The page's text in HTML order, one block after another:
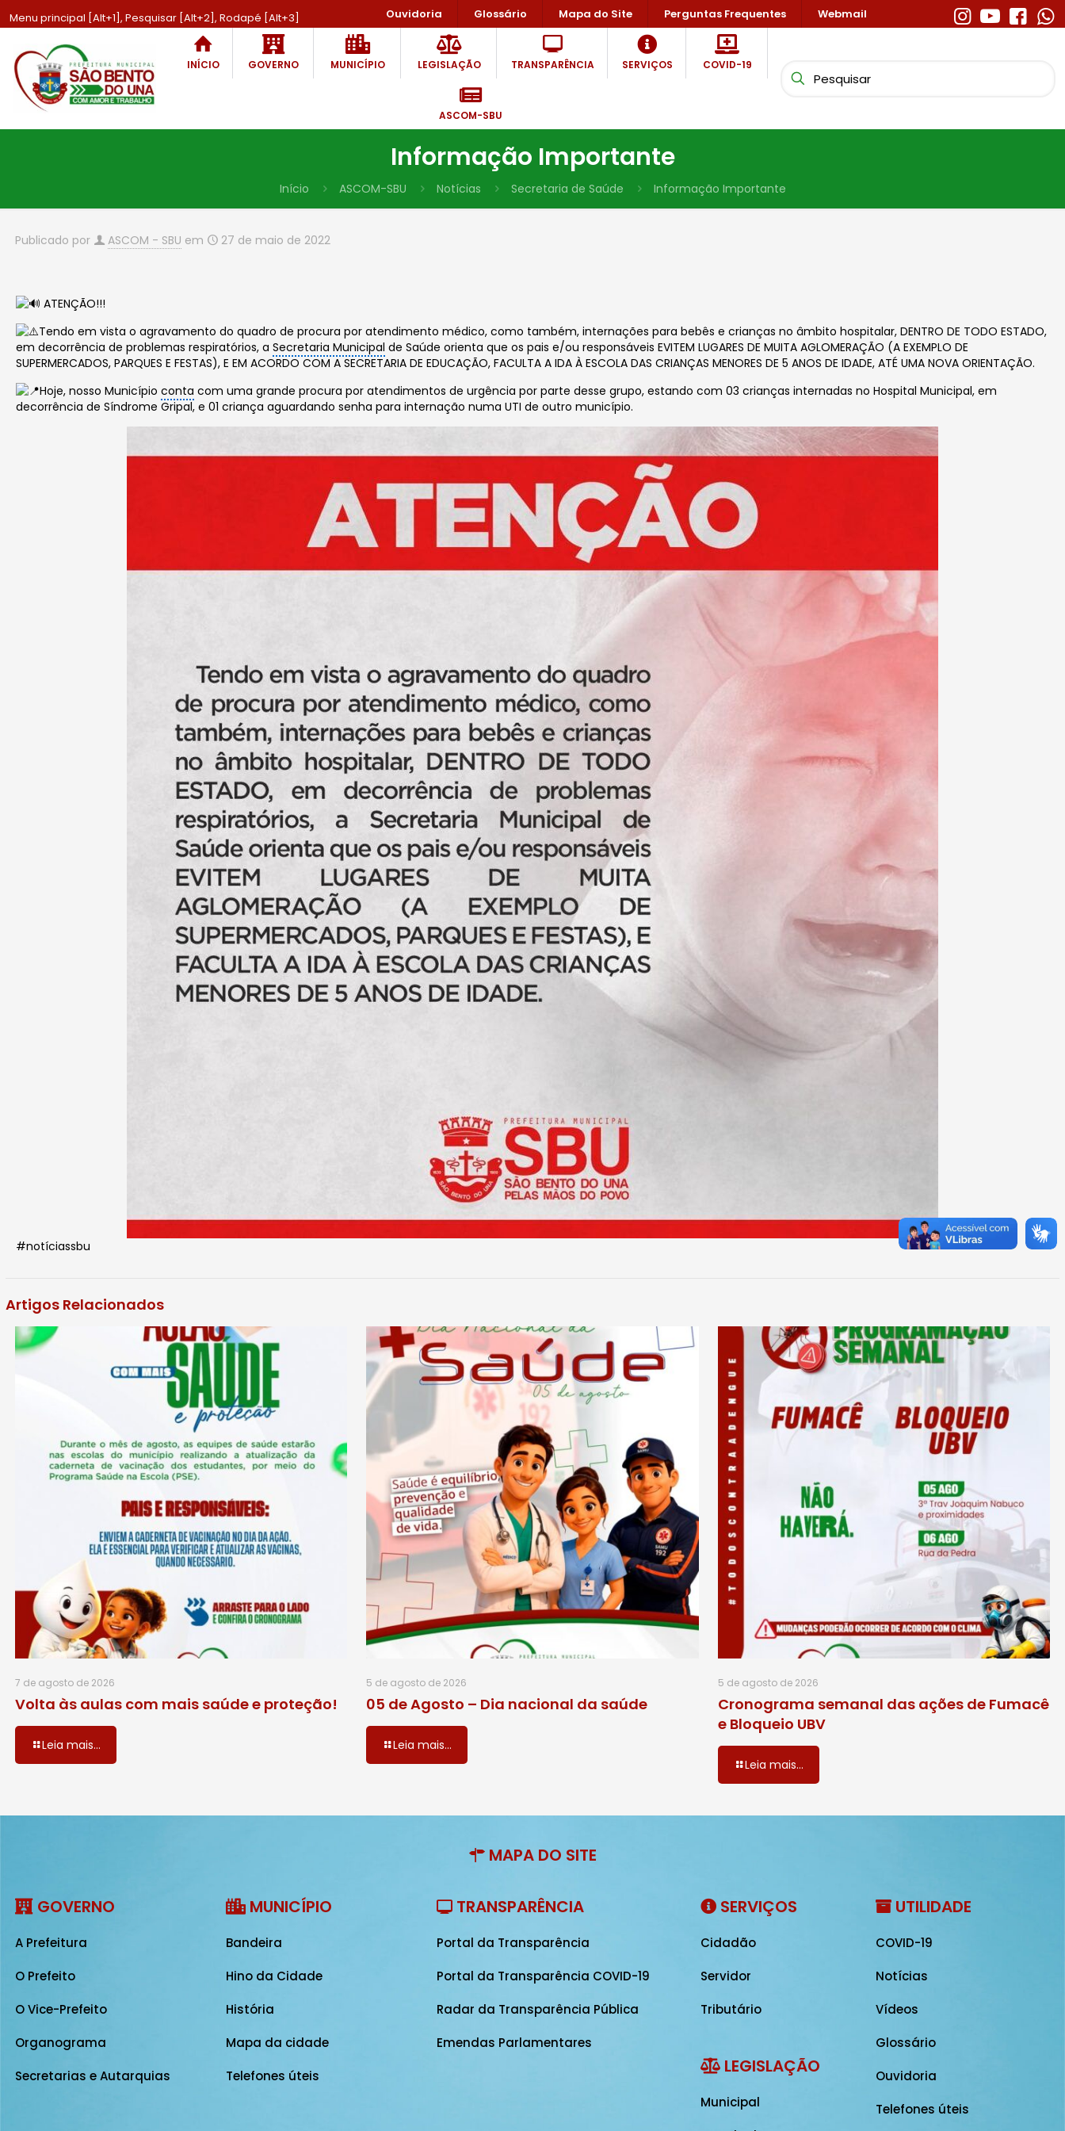
Menu principal [Alt+1], Pesquisar [Alt+2], Rodapé [Alt+3] Ouvidoria Glossário Mapa do Site Perguntas Frequentes Webmail
INÍCIO GOVERNO MUNICÍPIO LEGISLAÇÃO TRANSPARÊNCIA SERVIÇOS COVID-19
ASCOM-SBU
Informação Importante
Início ASCOM-SBU Notícias Secretaria de Saúde Informação Importante
Publicado por ASCOM - SBU em 27 de maio de 2022
ATENÇÃO!!!
Tendo em vista o agravamento do quadro de procura por atendimento médico, como também, internações para bebês e crianças no âmbito hospitalar, DENTRO DE TODO ESTADO,
em decorrência de problemas respiratórios, aSecretaria Municipal de Saúde orienta que os pais e/ou responsáveis EVITEM LUGARES DE MUITA AGLOMERAÇÃO (A EXEMPLO DE
SUPERMERCADOS, PARQUES E FESTAS), E EM ACORDO COM A SECRETARIA DE EDUCAÇÃO, FACULTA A IDA À ESCOLA DAS CRIANÇAS MENORES DE 5 ANOS DE IDADE, ATÉ UMA NOVA ORIENTAÇÃO.
Hoje, nosso Municípioconta com uma grande procura por atendimentos de urgência por parte desse grupo, estando com 03 crianças internadas no Hospital Municipal, em
decorrência de Síndrome Gripal, e 01 criança aguardando senha para internação numa UTI de outro município.
#notíciassbu
Artigos Relacionados
7 de agosto de 2026
Volta às aulas com mais saúde e proteção!
Leia mais...
5 de agosto de 2026
05 de Agosto – Dia nacional da saúde
Leia mais...
5 de agosto de 2026
Cronograma semanal das ações de Fumacê
e Bloqueio UBV
Leia mais...
MAPA DO SITE
GOVERNO
A Prefeitura
O Prefeito
O Vice-Prefeito
Organograma
Secretarias e Autarquias
MUNICÍPIO
Bandeira
Hino da Cidade
História
Mapa da cidade
Telefones úteis
TRANSPARÊNCIA
Portal da Transparência
Portal da Transparência COVID-19
Radar da Transparência Pública
Emendas Parlamentares
SERVIÇOS
Cidadão
Servidor
Tributário
LEGISLAÇÃO
Municipal
UTILIDADE
COVID-19
Notícias
Vídeos
Glossário
Ouvidoria
Telefones úteis